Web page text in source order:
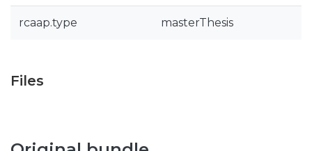
rcaap.type masterThesis
Files